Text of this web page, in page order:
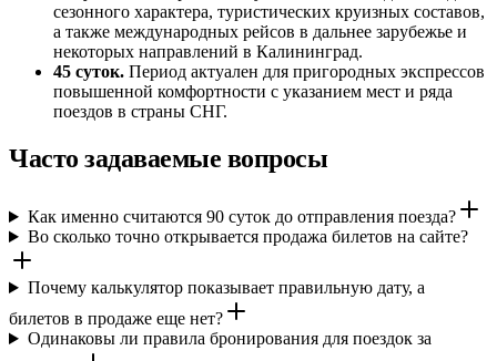
сезонного характера, туристических круизных составов,
а также международных рейсов в дальнее зарубежье и
некоторых направлений в Калининград.
45 суток. Период актуален для пригородных экспрессов
повышенной комфортности с указанием мест и ряда
поездов в страны СНГ.
Часто задаваемые вопросы
Как именно считаются 90 суток до отправления поезда?
Во сколько точно открывается продажа билетов на сайте?
Почему калькулятор показывает правильную дату, а
билетов в продаже еще нет?
Одинаковы ли правила бронирования для поездок за